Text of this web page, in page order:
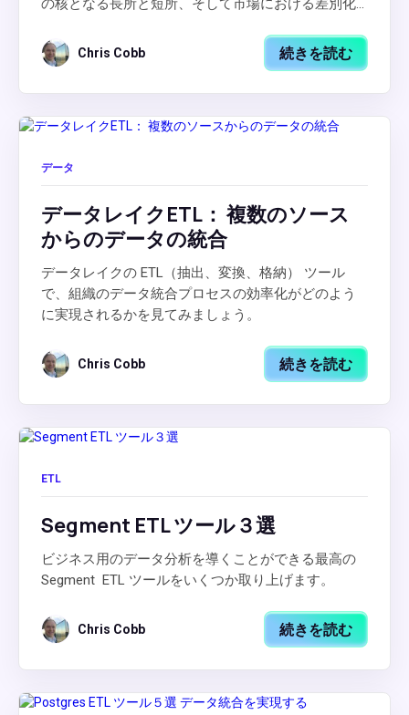
の核となる長所と短所、そして市場における差別化...
Chris Cobb 続きを読む
データ
データレイクETL： 複数のソース
からのデータの統合
データレイクの ETL（抽出、変換、格納） ツール
で、組織のデータ統合プロセスの効率化がどのよう
に実現されるかを見てみましょう。
Chris Cobb 続きを読む
ETL
Segment ETL ツール３選
ビジネス用のデータ分析を導くことができる最高の
Segment ETL ツールをいくつか取り上げます。
Chris Cobb 続きを読む